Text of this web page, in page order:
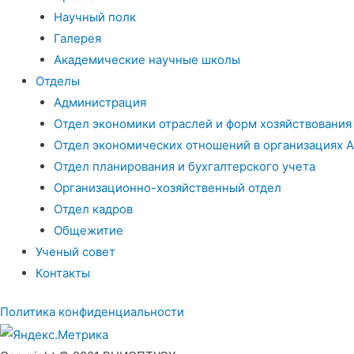
Научный полк
Галерея
Академические научные школы
Отделы
Администрация
Отдел экономики отраслей и форм хозяйствования
Отдел экономических отношений в организациях
Отдел планирования и бухгалтерского учета
Организационно-хозяйственный отдел
Отдел кадров
Общежитие
Ученый совет
Контакты
Политика конфиденциальности